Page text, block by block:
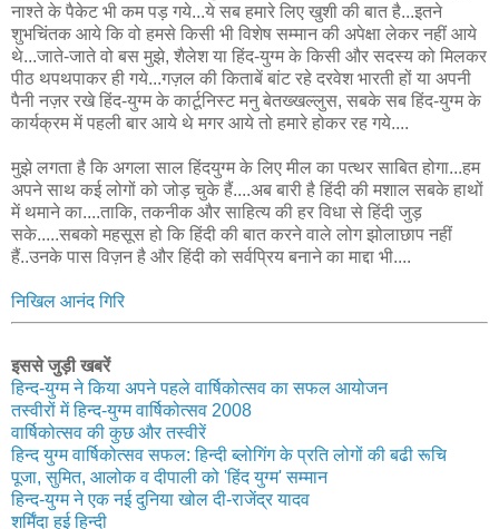
नाश्ते के पैकेट भी कम पड़ गये...ये सब हमारे लिए खुशी की बात है...इतने
शुभचिंतक आये कि वो हमसे किसी भी विशेष सम्मान की अपेक्षा लेकर नहीं आये
थे...जाते-जाते वो बस मुझे, शैलेश या हिंद-युग्म के किसी और सदस्य को मिलकर
पीठ थपथपाकर ही गये...गज़ल की किताबें बांट रहे दरवेश भारती हों या अपनी
पैनी नज़र रखे हिंद-युग्म के कार्टूनिस्ट मनु बेतख्खल्लुस, सबके सब हिंद-युग्म के
कार्यक्रम में पहली बार आये थे मगर आये तो हमारे होकर रह गये....
मुझे लगता है कि अगला साल हिंदयुग्म के लिए मील का पत्थर साबित होगा...हम
अपने साथ कई लोगों को जोड़ चुके हैं....अब बारी है हिंदी की मशाल सबके हाथों
में थमाने का....ताकि, तकनीक और साहित्य की हर विधा से हिंदी जुड़
सके.....सबको महसूस हो कि हिंदी की बात करने वाले लोग झोलाछाप नहीं
हैं..उनके पास विज़न है और हिंदी को सर्वप्रिय बनाने का माद्दा भी....
निखिल आनंद गिरि
इससे जुड़ी खबरें
हिन्द-युग्म ने किया अपने पहले वार्षिकोत्सव का सफल आयोजन
तस्वीरों में हिन्द-युग्म वार्षिकोत्सव 2008
वार्षिकोत्सव की कुछ और तस्वीरें
हिन्द युग्म वार्षिकोत्सव सफल: हिन्दी ब्लोगिंग के प्रति लोगों की बढी रूचि
पूजा, सुमित, आलोक व दीपाली को 'हिंद युग्म' सम्मान
हिन्द-युग्म ने एक नई दुनिया खोल दी-राजेंद्र यादव
शर्मिंदा हुई हिन्दी